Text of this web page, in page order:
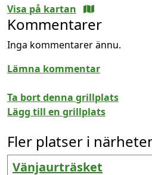
Visa på kartan
Kommentarer
Inga kommentarer ännu.
Lämna kommentar
Ta bort denna grillplats
Lägg till en grillplats
Fler platser i
Vänjaurträsket